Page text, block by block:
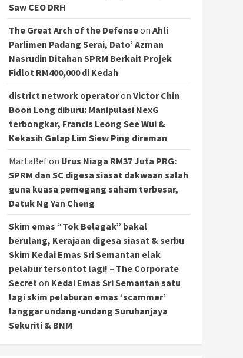
Saw CEO DRH
The Great Arch of the Defenseon Ahli
Parlimen Padang Serai, Dato’ Azman
Nasrudin Ditahan SPRM Berkait Projek
Fidlot RM400,000 di Kedah
district network operatoron Victor Chin
Boon Long diburu: Manipulasi NexG
terbongkar, Francis Leong See Wui &
Kekasih Gelap Lim Siew Ping direman
MartaBefon Urus Niaga RM37 Juta PRG:
SPRM dan SC digesa siasat dakwaan salah
guna kuasa pemegang saham terbesar,
Datuk Ng Yan Cheng
Skim emas “Tok Belagak” bakal
berulang, Kerajaan digesa siasat & serbu
Skim Kedai Emas Sri Semantan elak
pelabur tersontot lagi! – The Corporate
Secret on Kedai Emas Sri Semantan satu
lagi skim pelaburan emas ‘scammer’
langgar undang-undang Suruhanjaya
Sekuriti & BNM